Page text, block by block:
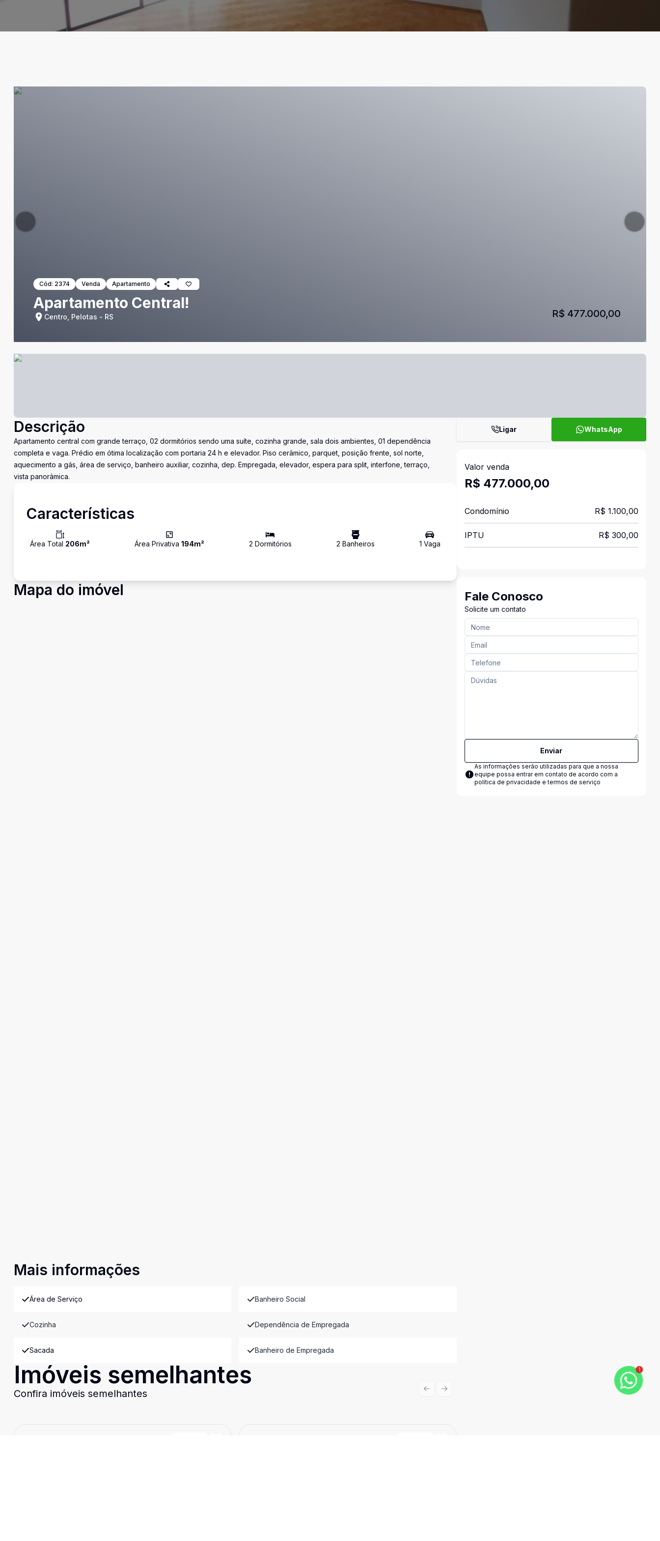
Cód: 2374 Venda Apartamento
Apartamento Central!
Centro, Pelotas - RS R$ 477.000,00
Descrição
Apartamento central com grande terraço, 02 dormitórios sendo uma suíte, cozinha grande, sala dois ambientes, 01 dependência
completa e vaga. Prédio em ótima localização com portaria 24 h e elevador. Piso cerâmico, parquet, posição frente, sol norte,
aquecimento a gás, área de serviço, banheiro auxiliar, cozinha, dep. Empregada, elevador, espera para split, interfone, terraço,
vista panorâmica.
Características
Área Total 206m² Área Privativa 194m² 2 Dormitórios 2 Banheiros 1 Vaga
Mapa do imóvel
Mais informações
Área de Serviço Banheiro Social
Cozinha Dependência de Empregada
Sacada Banheiro de Empregada
Imóveis semelhantes
Confira imóveis semelhantes Previous slide
Next slide
Ligar WhatsApp
Valor venda
R$ 477.000,00
Condomínio R$ 1.100,00
IPTU R$ 300,00
Fale Conosco
Solicite um contato
Enviar
As informações serão utilizadas para que a nossa
equipe possa entrar em contato de acordo com a
política de privacidade e termos de serviço
1